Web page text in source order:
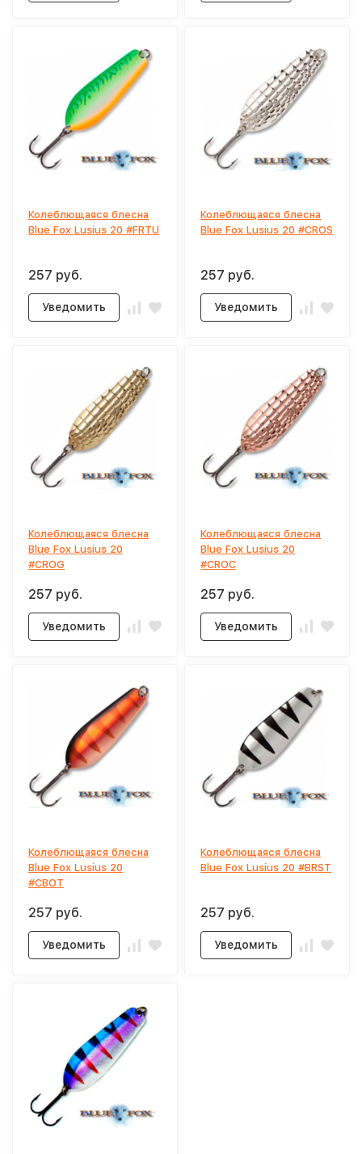
Колеблющаяся блесна
Blue Fox Lusius 20 #FRTU
257 руб.
Уведомить
Колеблющаяся блесна
Blue Fox Lusius 20 #CROS
257 руб.
Уведомить
Колеблющаяся блесна
Blue Fox Lusius 20
#CROG
257 руб.
Уведомить
Колеблющаяся блесна
Blue Fox Lusius 20
#CROC
257 руб.
Уведомить
Колеблющаяся блесна
Blue Fox Lusius 20
#CBOT
257 руб.
Уведомить
Колеблющаяся блесна
Blue Fox Lusius 20 #BRST
257 руб.
Уведомить